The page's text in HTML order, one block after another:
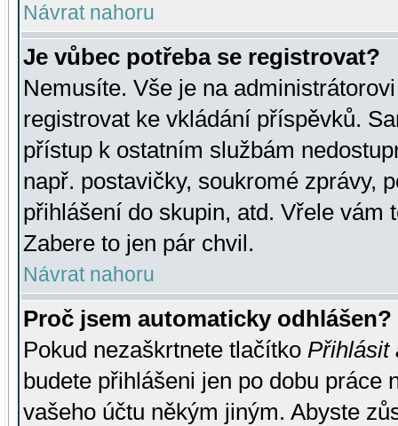
Návrat nahoru
Je vůbec potřeba se registrovat?
Nemusíte. Vše je na
registrovat ke vkládání příspěvků.
přístup k ostatním službám
např. postavičky, soukromé zprávy,
přihlášení do skupin, atd. Vřele vám
Zabere to jen pár chvil.
Návrat nahoru
Proč jsem automaticky odhlášen?
Pokud nezaškrtnete tlačítko Přihlásit
budete přihlášeni jen po dobu práce
vašeho účtu někým jiným. Abyste